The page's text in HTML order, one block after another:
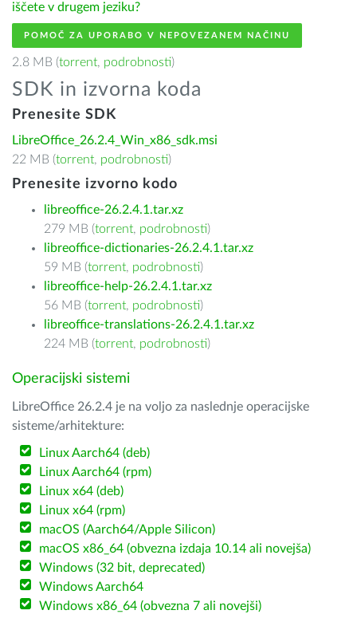
iščete v drugem jeziku?
POMOČ ZA UPORABO V NEPOVEZANEM NAČINU
2.8 MB (torrent, podrobnosti)
SDK in izvorna koda
Prenesite SDK
LibreOffice_26.2.4_Win_x86_sdk.msi
22 MB (torrent, podrobnosti)
Prenesite izvorno kodo
libreoffice-26.2.4.1.tar.xz
279 MB (torrent, podrobnosti)
libreoffice-dictionaries-26.2.4.1.tar.xz
59 MB (torrent, podrobnosti)
libreoffice-help-26.2.4.1.tar.xz
56 MB (torrent, podrobnosti)
libreoffice-translations-26.2.4.1.tar.xz
224 MB (torrent, podrobnosti)
Operacijski sistemi
LibreOffice 26.2.4 je na voljo za naslednje operacijske
sisteme/arhitekture:
Linux Aarch64 (deb)
Linux Aarch64 (rpm)
Linux x64 (deb)
Linux x64 (rpm)
macOS (Aarch64/Apple Silicon)
macOS x86_64 (obvezna izdaja 10.14 ali novejša)
Windows (32 bit, deprecated)
Windows Aarch64
Windows x86_64 (obvezna 7 ali novejši)